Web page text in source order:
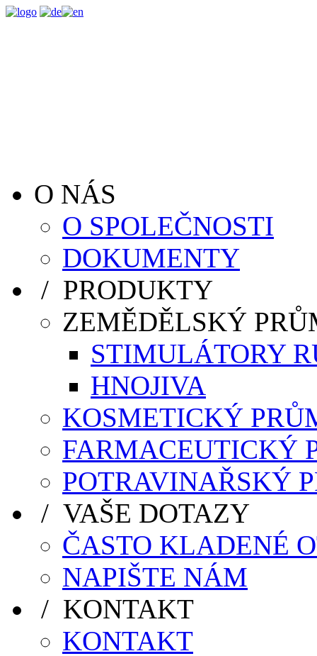
O NÁS
O SPOLEČNOSTI
DOKUMENTY
/ PRODUKTY
ZEMĚDĚLSKÝ
STIMULÁTORY
HNOJIVA
KOSMETICKÝ
FARMACEUTICKÝ
POTRAVINAŘSKÝ
/ VAŠE DOTAZY
ČASTO KLADENÉ
NAPIŠTE NÁM
/ KONTAKT
KONTAKT